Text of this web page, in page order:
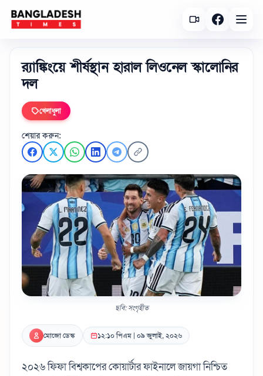
র‌্যাঙ্কিংয়ে শীর্ষস্থান হারাল লিওনেল স্কালোনির
দল
খেলাধুলা
শেয়ার করুন:
ছবি: সংগৃহীত
মোজো ডেস্ক ১২:১০ পিএম | ০৯ জুলাই, ২০২৬
২০২৬ ফিফা বিশ্বকাপের কোয়ার্টার ফাইনালে জায়গা নিশ্চিত